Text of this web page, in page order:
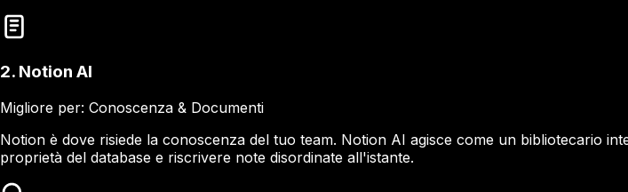
2. Notion AI
Migliore per: Conoscenza & Documenti
Notion è dove risiede la conoscenza del tuo team. Notion AI agisce come un bibliotecario
proprietà del database e riscrivere note disordinate all'istante.